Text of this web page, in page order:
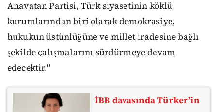
Anavatan Partisi, Türk siyasetinin köklü
kurumlarından biri olarak demokrasiye,
hukukun üstünlüğüne ve millet iradesine bağlı
şekilde çalışmalarını sürdürmeye devam
edecektir."
İBB davasında Türker’in